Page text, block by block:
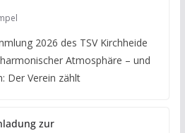
2026 des TSV Kirchheide
Atmosphäre – und
Der Verein zählt
zur